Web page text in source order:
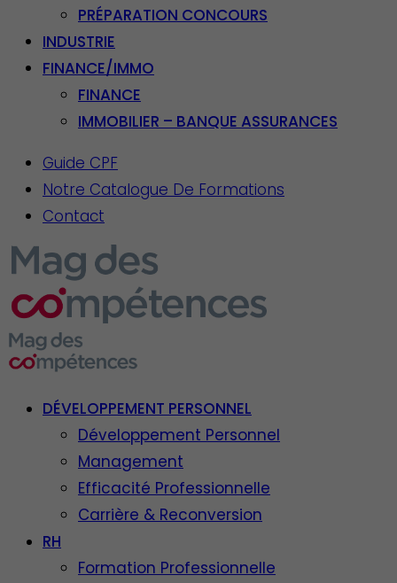
PRÉPARATION CONCOURS
INDUSTRIE
FINANCE/IMMO
FINANCE
IMMOBILIER – BANQUE ASSURANCES
Guide CPF
Notre Catalogue De Formations
Contact
DÉVELOPPEMENT PERSONNEL
Développement Personnel
Management
Efficacité Professionnelle
Carrière & Reconversion
RH
Formation Professionnelle